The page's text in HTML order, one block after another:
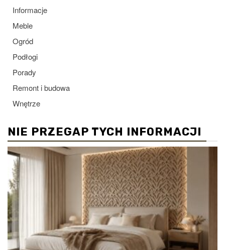
Informacje
Meble
Ogród
Podłogi
Porady
Remont i budowa
Wnętrze
NIE PRZEGAP TYCH INFORMACJI